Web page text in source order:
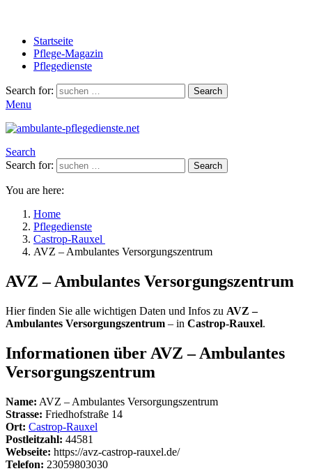
Startseite
Pflege-Magazin
Pflegedienste
Search for: Search
Menu
Search
Search for:
Search
You are here:
Home
Pflegedienste
Castrop-Rauxel
AVZ – Ambulantes Versorgungszentrum
AVZ – Ambulantes Versorgungszentrum
Hier finden Sie alle wichtigen Daten und Infos zu AVZ –
Ambulantes Versorgungszentrum – in Castrop-Rauxel.
Informationen über AVZ – Ambulantes
Versorgungszentrum
Name: AVZ – Ambulantes Versorgungszentrum
Strasse: Friedhofstraße 14
Ort: Castrop-Rauxel
Postleitzahl: 44581
Webseite: https://avz-castrop-rauxel.de/
Telefon: 23059803030